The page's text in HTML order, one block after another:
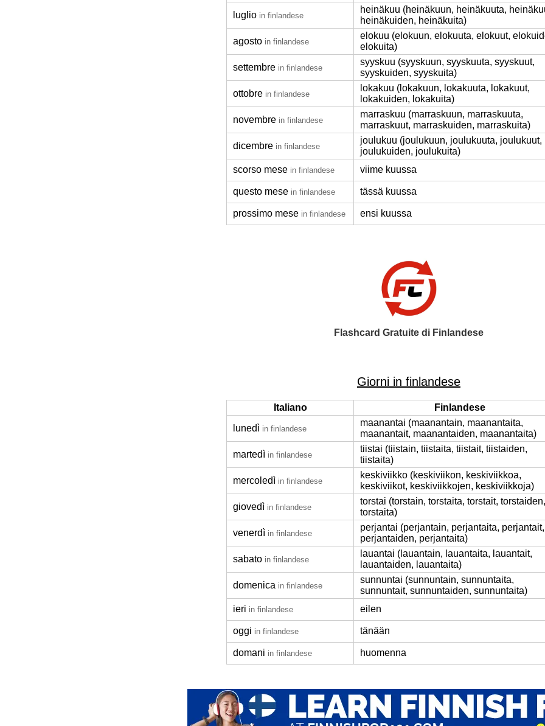
luglio in finlandese
heinäkuu (heinäkuun, heinäkuuta,
heinäkuiden, heinäkuita)
agosto in finlandese
elokuu (elokuun, elokuuta, elokuut,
elokuita)
settembre in finlandese
syyskuu (syyskuun, syyskuuta, syyskuut,
syyskuiden, syyskuita)
ottobre in finlandese
lokakuu (lokakuun, lokakuuta, lokakuut,
lokakuiden, lokakuita)
novembre in finlandese
marraskuu (marraskuun, marraskuuta,
marraskuut, marraskuiden, marraskuita)
dicembre in finlandese
joulukuu (joulukuun, joulukuuta, joulukuut,
joulukuiden, joulukuita)
scorso mese in finlandese viime kuussa
questo mese in finlandese tässä kuussa
prossimo mese in finlandese ensi kuussa
Flashcard Gratuite di Finlandese
Giorni in finlandese
Italiano
Finlandese
lunedì in finlandese
maanantai (maanantain, maanantaita,
maanantait, maanantaiden, maanantaita)
martedì in finlandese
tiistai (tiistain, tiistaita, tiistait, tiistaiden,
tiistaita)
mercoledì in finlandese
keskiviikko (keskiviikon, keskiviikkoa,
keskiviikot, keskiviikkojen, keskiviikkoja)
giovedì in finlandese
torstai (torstain, torstaita, torstait, torstaiden,
torstaita)
venerdì in finlandese
perjantai (perjantain, perjantaita, perjantait,
perjantaiden, perjantaita)
sabato in finlandese
lauantai (lauantain, lauantaita, lauantait,
lauantaiden, lauantaita)
domenica in finlandese
sunnuntai (sunnuntain, sunnuntaita,
sunnuntait, sunnuntaiden, sunnuntaita)
ieri in finlandese eilen
oggi in finlandese tänään
domani in finlandese huomenna